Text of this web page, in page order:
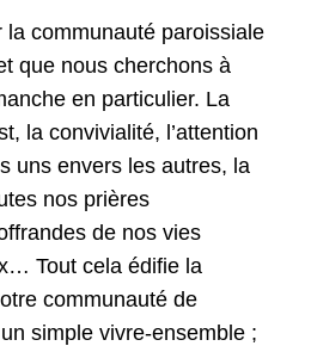
communauté paroissiale
que nous cherchons à
en particulier. La
la convivialité, l’attention
uns envers les autres, la
nos prières
de nos vies
Tout cela édifie la
communauté de
simple vivre-ensemble ;